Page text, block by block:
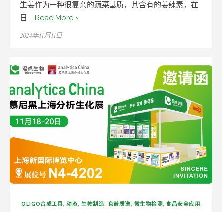
生姜作为一种很复杂的蔬菜基质，其含有的姜辣素，在
日 … Read More ›
Posted
2024年11月11日
OLIGO合成工具,动态,生物制造, 色谱质谱, 微生物检测,食品安全应用